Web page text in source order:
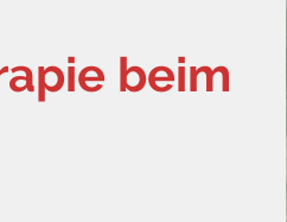
beim